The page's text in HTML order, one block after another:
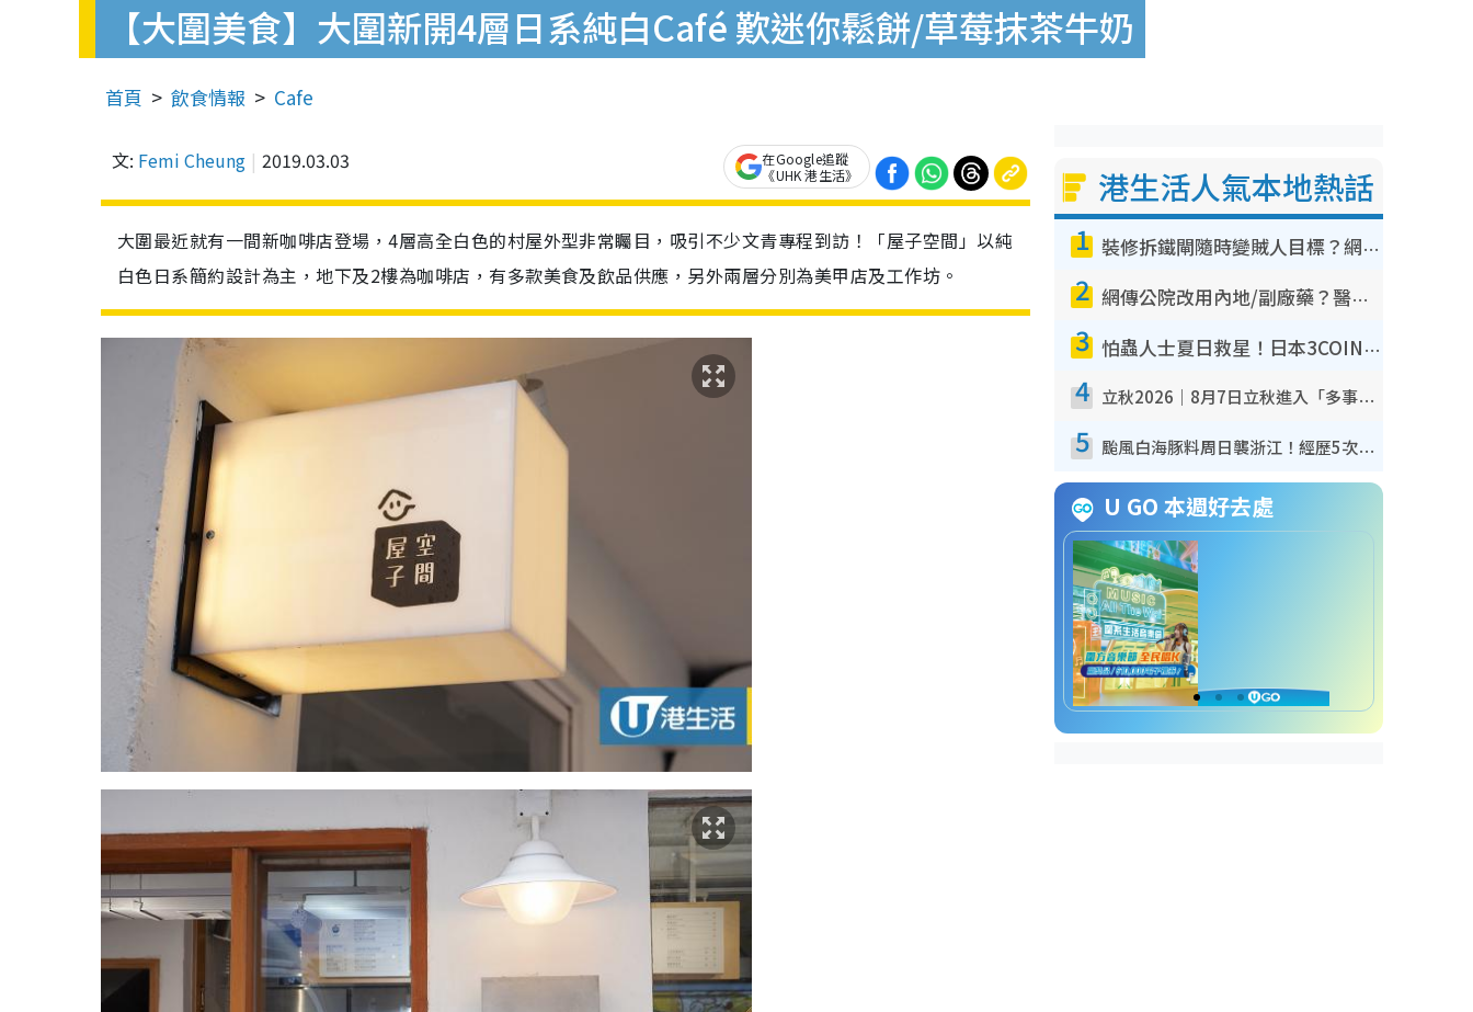
【大圍美食】大圍新開4層日系純白Café 歎迷你鬆餅/草莓抹茶牛奶
首頁 飲食情報 Cafe
文: Femi Cheung 2019.03.03
在Google追蹤
《UHK 港生活》
大圍最近就有一間新咖啡店登場，4層高全白色的村屋外型非常矚目，吸引不少文青專程到訪！「屋子空間」以純
白色日系簡約設計為主，地下及2樓為咖啡店，有多款美食及飲品供應，另外兩層分別為美甲店及工作坊。
港生活人氣本地熱話
1 裝修拆鐵閘隨時變賊人目標？網民揭2大關鍵用途：裝新式等於白裝？附新舊鐵閘分別
2 網傳公院改用內地/副廠藥？醫生拆解正副廠分別 揭4類人換藥隨時出事
3 怕蟲人士夏日救星！日本3COINS爆紅驅蟲神器$45起 1招「全程免觸碰」輕鬆搞定小強
4 立秋2026｜8月7日立秋進入「多事之秋」 3件事唔做得！專家教6招開運 清枱頭／銀包納氣接好運
5 颱風白海豚料周日襲浙江！經歷5次「眼牆置換」極罕見 成登陸內地最長途颱風
U GO 本週好去處